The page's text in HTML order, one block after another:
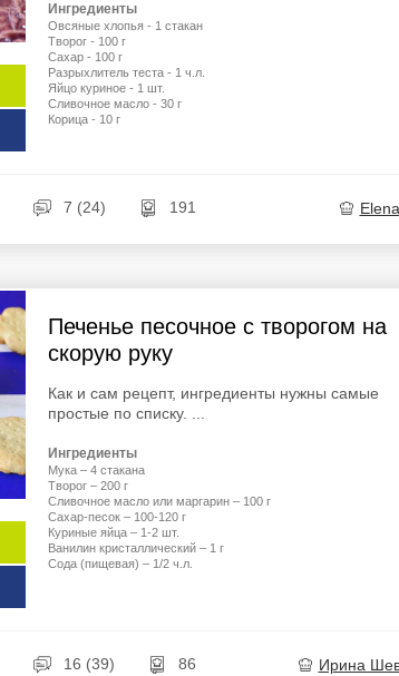
Ингредиенты
Овсяные хлопья - 1 стакан
Творог - 100 г
Сахар - 100 г
Разрыхлитель теста - 1 ч.л.
Яйцо куриное - 1 шт.
Сливочное масло - 30 г
Корица - 10 г
7 (24) 191
Печенье песочное с творогом на
скорую руку
Как и сам рецепт, ингредиенты нужны самые
простые по списку. ...
Ингредиенты
Мука – 4 стакана
Творог – 200 г
Сливочное масло или маргарин – 100 г
Сахар-песок – 100-120 г
Куриные яйца – 1-2 шт.
Ванилин кристаллический – 1 г
Сода (пищевая) – 1/2 ч.л.
16 (39) 86 Ирина